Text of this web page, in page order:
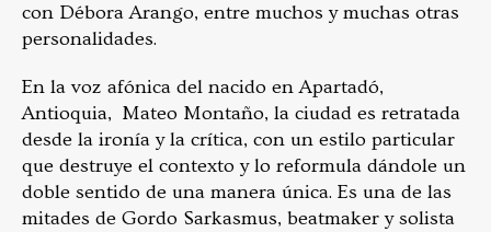
con Débora Arango, entre muchos y muchas otras
personalidades.
En la voz afónica del nacido en Apartadó,
Antioquia, Mateo Montaño, la ciudad es retratada
desde la ironía y la crítica, con un estilo particular
que destruye el contexto y lo reformula dándole un
doble sentido de una manera única. Es una de las
mitades de Gordo Sarkasmus, beatmaker y solista